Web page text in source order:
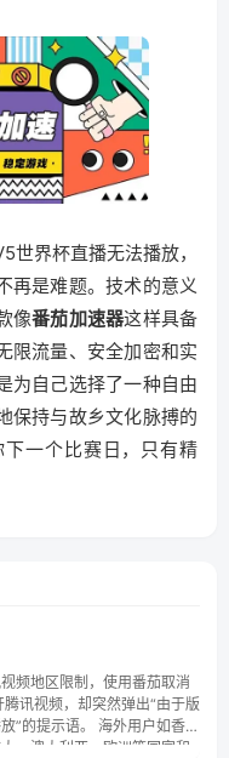
世界杯直播无法播放，
再是难题。技术的意义
像番茄加速器这样具备
限流量、安全加密和实
为自己选择了一种自由
持与故乡文化脉搏的
一个比赛日，只有精
频地区限制，使用番茄取消
。 海外用户如香
、澳大利亚、欧洲等国家和